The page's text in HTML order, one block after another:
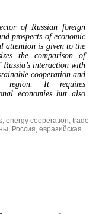
of Russian foreign
prospects of economic
attention is given to the
the comparison of
interaction with
cooperation and
region. It requires
economies but also
, energy cooperation, trade
, Россия, евразийская